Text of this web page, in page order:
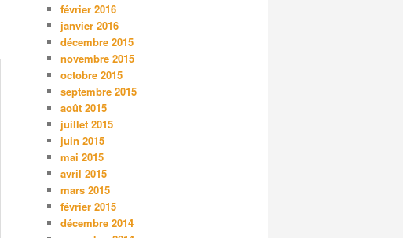
février 2016
janvier 2016
décembre 2015
novembre 2015
octobre 2015
septembre 2015
août 2015
juillet 2015
juin 2015
mai 2015
avril 2015
mars 2015
février 2015
décembre 2014